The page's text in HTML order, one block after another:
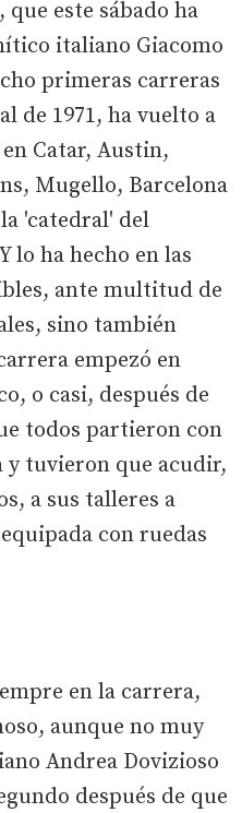
este sábado ha
italiano Giacomo
primeras carreras
de 1971, ha vuelto a
Catar, Austin,
Mugello, Barcelona
'catedral' del
lo ha hecho en las
ante multitud de
sino también
empezó en
o casi, después de
todos partieron con
y tuvieron que acudir,
a sus talleres a
con ruedas
en la carrera,
aunque no muy
Andrea Dovizioso
después de que